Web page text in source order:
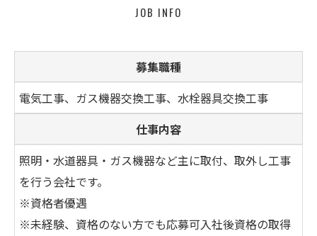
JOB INFO
募集職種
電気工事、ガス機器交換工事、水栓器具交換工事
仕事内容
照明・水道器具・ガス機器など主に取付、取外し工事
を行う会社です。
※資格者優遇
※未経験、資格のない方でも応募可入社後資格の取得